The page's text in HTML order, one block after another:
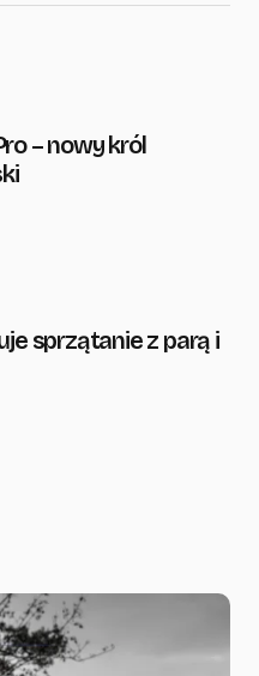
– nowy król
sprzątanie z parą i
opublikowany.
*